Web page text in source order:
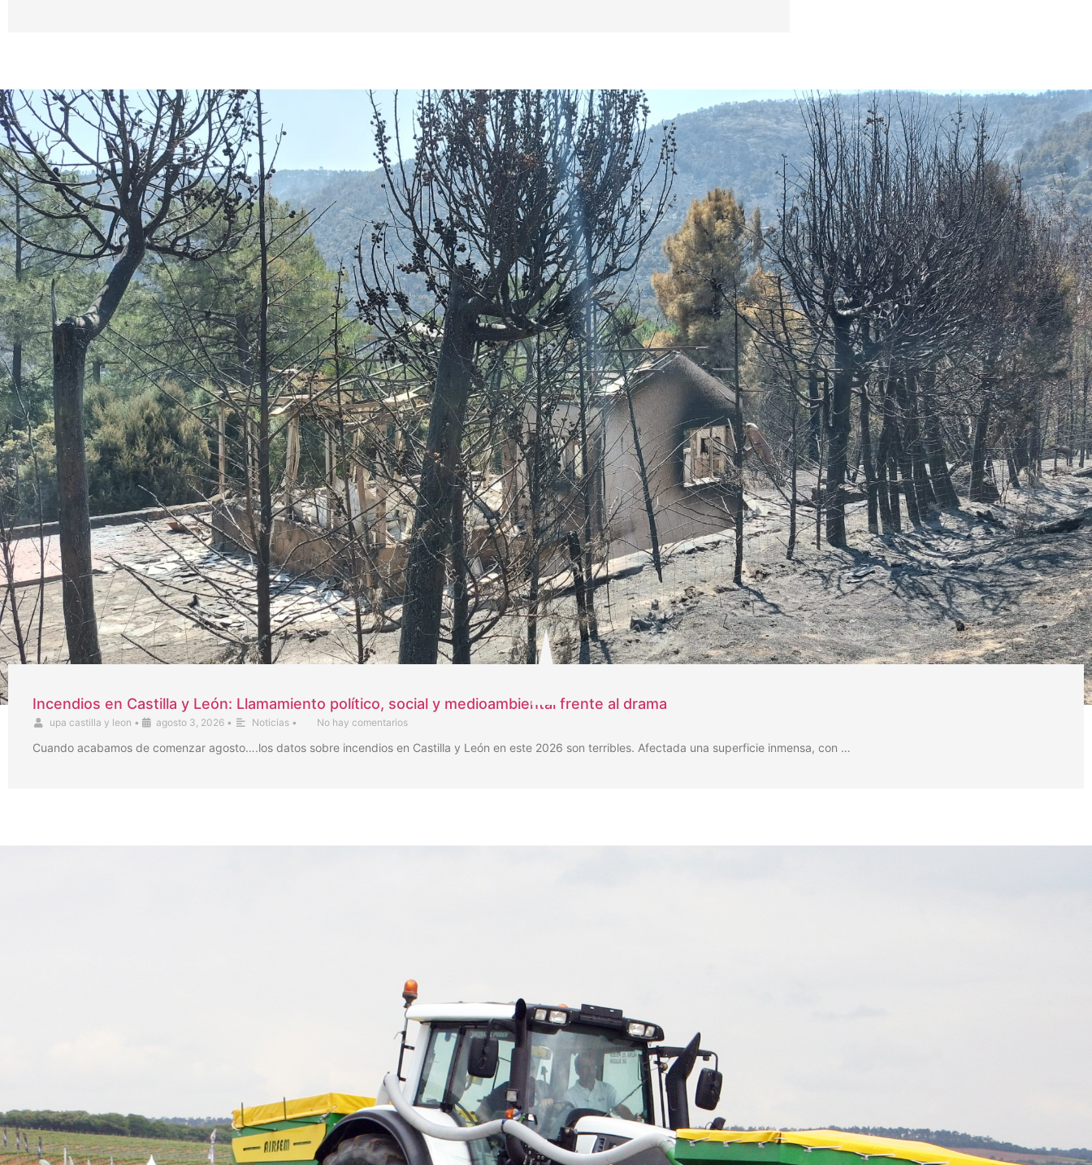
Incendios en Castilla y León: Llamamiento político, social y medioambiental frente al drama
upa castilla y leon • agosto 3, 2026 • Noticias • No hay comentarios
Cuando acabamos de comenzar agosto….los datos sobre incendios en Castilla y León en este 2026 son terribles. Afectada una superficie inmensa, con …